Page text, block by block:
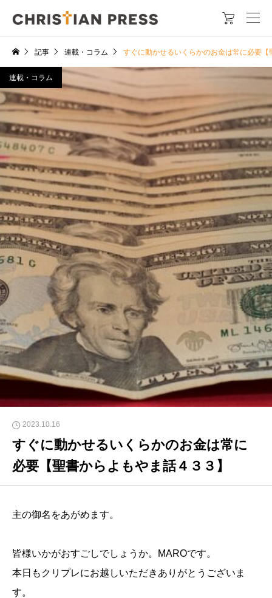

記事 連載・コラム すぐに動かせるいくらかのお金は常に必要
連載・コラム
2023.10.16
すぐに動かせるいくらかのお金は常に
必要【聖書からよもやま話４３３】
主の御名をあがめます。
皆様いかがおすごしでしょうか。MAROです。
本日もクリプレにお越しいただきありがとうございま
す。